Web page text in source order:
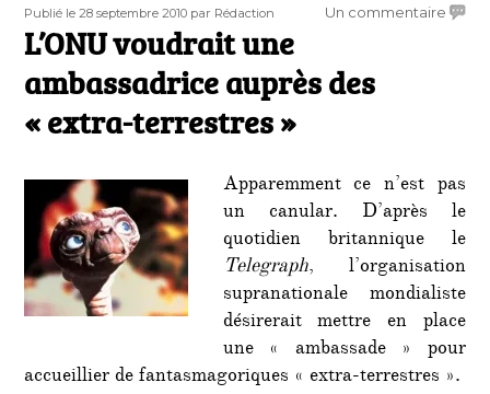
Publié
le
Publié le 28 septembre 2010 Auteur
par Rédaction Un commentairesur
L’ONU voudrait une
ambassadrice auprès des
« extra-terrestres »
Apparemment ce n’est pas
un canular. D’après le
quotidien britannique le
Telegraph, l’organisation
supranationale mondialiste
désirerait mettre en place
une « ambassade » pour
accueillier de fantasmagoriques « extra-terrestres ».